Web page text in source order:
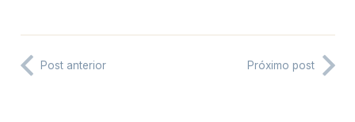
Post anterior Próximo post